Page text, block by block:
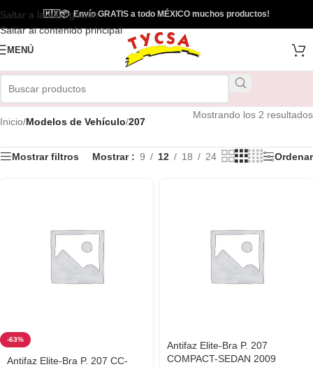
Saltar a la navegación
Saltar al contenido principal
🇲🇽📦Envío GRATIS a todo MÉXICO muchos productos!
MENÚ
Inicio/Modelos de Vehículo/207
Mostrando los 2 resultados
Mostrar filtros Mostrar 9 12 18 24 Ordenar
-63%
Antifaz Elite-Bra P. 207 CC-
Antifaz Elite-Bra P. 207
COMPACT-SEDAN 2009